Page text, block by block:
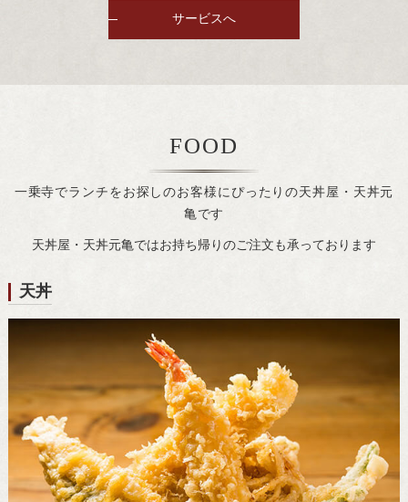
サービスへ
一乗寺でランチをお探しのお客様にぴったりの天丼屋・天丼元
亀です
FOOD
天丼屋・天丼元亀ではお持ち帰りのご注文も承っております
天丼